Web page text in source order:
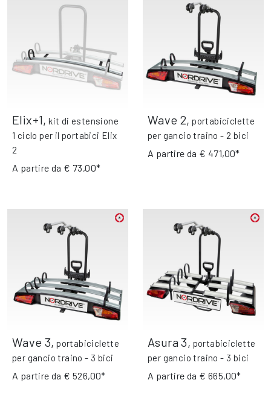
Elix+1, kit di estensione
1 ciclo per il portabici Elix
2
A partire da € 73,00*
Wave 2, portabiciclette
per gancio traino - 2 bici
A partire da € 471,00*
Wave 3, portabiciclette
per gancio traino - 3 bici
A partire da € 526,00*
Asura 3, portabiciclette
per gancio traino - 3 bici
A partire da € 665,00*